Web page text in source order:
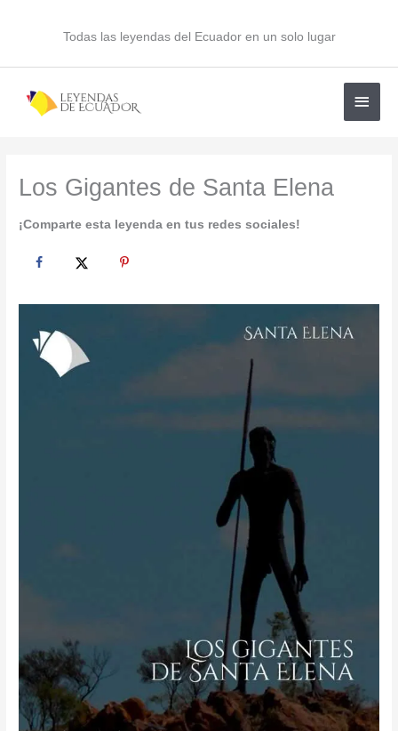
Todas las leyendas del Ecuador en un solo lugar
Los Gigantes de Santa Elena
¡Comparte esta leyenda en tus redes sociales!